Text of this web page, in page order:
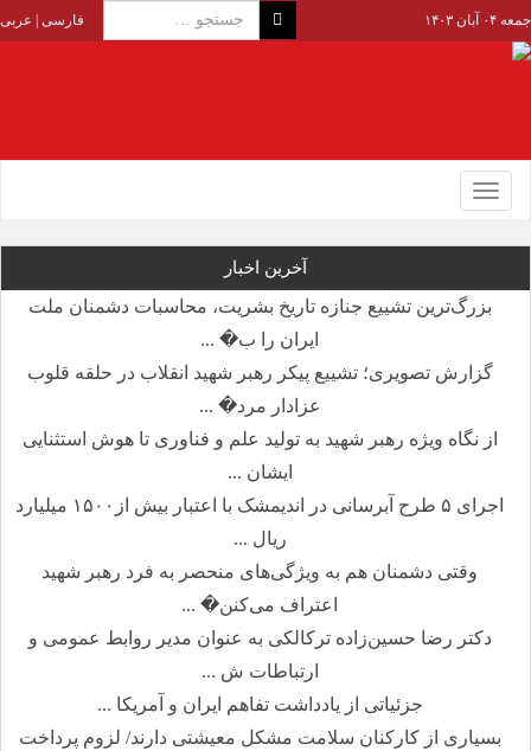
جمعه ۰۴ آبان ۱۴۰۳ فارسی عربی
Toggle
navigation
آخرین اخبار
بزرگ‌ترین تشییع جنازه تاریخ بشریت، محاسبات دشمنان ملت
ایران را ب� ...
گزارش تصویری؛ تشییع پیکر رهبر شهید انقلاب در حلقه قلوب
عزادار مرد� ...
از نگاه ویژه رهبر شهید به تولید علم و فناوری تا هوش استثنایی
ایشان ...
اجرای ۵ طرح آبرسانی در اندیمشک با اعتبار بیش از۱۵۰۰ میلیارد
ریال ...
وقتی دشمنان هم به ویژگی‌های منحصر به فرد رهبر شهید
اعتراف می‌کنن� ...
دکتر رضا حسین‌زاده ترکالکی به عنوان مدیر روابط عمومی و
ارتباطات ش ...
جزئیاتی از یادداشت تفاهم ایران و آمریکا ...
بسیاری از کارکنان سلامت مشکل معیشتی دارند/ لزوم پرداخت